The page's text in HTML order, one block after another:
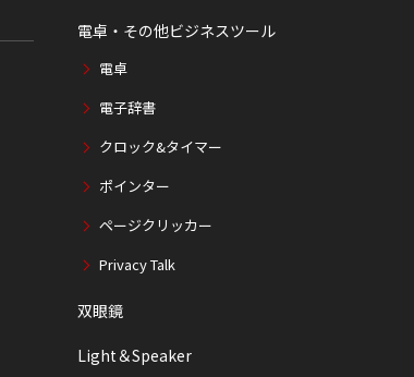
電卓・その他ビジネスツール
電卓
電子辞書
クロック&タイマー
ポインター
ページクリッカー
Privacy Talk
双眼鏡
Light＆Speaker